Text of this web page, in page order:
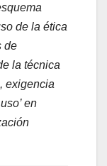
de la ética
de
la técnica
exigencia
en